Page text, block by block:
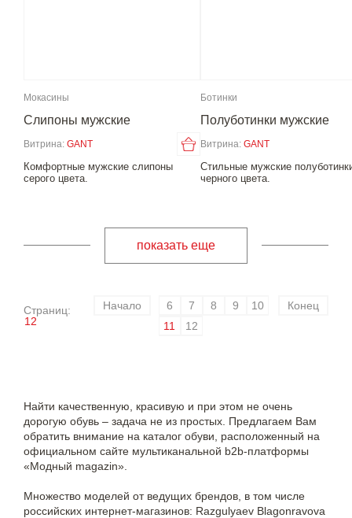
Мокасины
Слипоны мужские
Витрина: GANT
Комфортные мужские слипоны
серого цвета.
Ботинки
Полуботинки мужские
Витрина: GANT
Стильные мужские
черного цвета.
показать еще
Страниц:
12
Начало 6 7 8 9
10
11
12
Конец
Найти качественную, красивую и при этом не очень
дорогую обувь – задача не из простых. Предлагаем Вам
обратить внимание на каталог обуви, расположенный на
официальном сайте мультиканальной b2b-платформы
«Модный magazin».
Множество моделей от ведущих брендов, в том числе
российских интернет-магазинов: Razgulyaev Blagonravova